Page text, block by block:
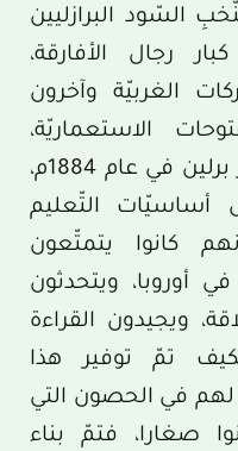
السّود البرازليين
رجال الأفارقة،
الغربيّة وآخرون
الاستعماريّة،
وأشركوا بعضهم في مؤتمر برلين في عام 1884م،
أساسيّات التّعليم
كانوا يتمتّعون
أوروبا، ويتحدثون
ويجيدون القراءة
تمّ توفير هذا
لهم في الحصون التي
صغارا، فتمّ بناء